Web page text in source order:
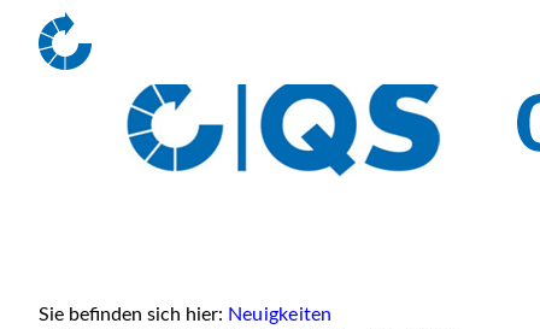
Sie befinden sich hier: Neuigkeiten